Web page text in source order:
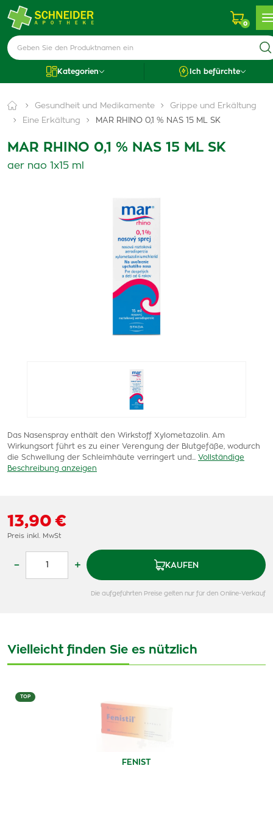
0
Kategorien Ich befürchte
Gesundheit und Medikamente
Grippe und Erkältung
Eine Erkältung
MAR RHINO 0,1 % NAS 15 ML SK
MAR RHINO 0,1 % NAS 15 ML SK
aer nao 1x15 ml
Das Nasenspray enthält den Wirkstoff Xylometazolin. Am
Wirkungsort führt es zu einer Verengung der Blutgefäße, wodurch
die Schwellung der Schleimhäute verringert und...
Vollständige
Beschreibung anzeigen
13,90 €
Preis inkl. MwSt
– + KAUFEN
Die aufgeführten Preise gelten nur für den Online-Verkauf
Vielleicht finden Sie es nützlich
TOP
FENIST